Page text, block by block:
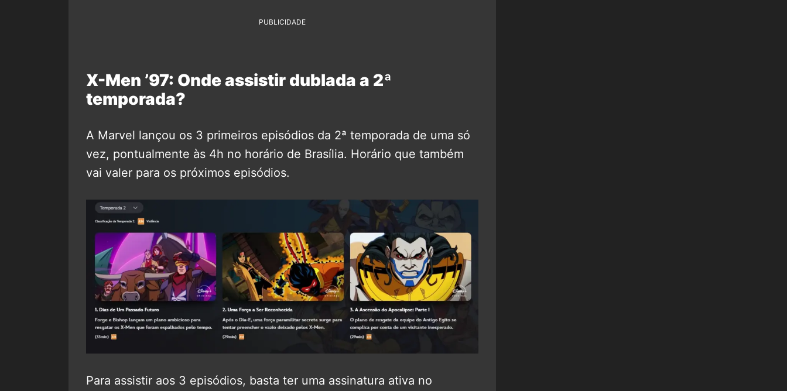
PUBLICIDADE
X-Men ’97: Onde assistir dublada a 2ª
temporada?
A Marvel lançou os 3 primeiros episódios da 2ª temporada de uma só
vez, pontualmente às 4h no horário de Brasília. Horário que também
vai valer para os próximos episódios.
Para assistir aos 3 episódios, basta ter uma assinatura ativa no